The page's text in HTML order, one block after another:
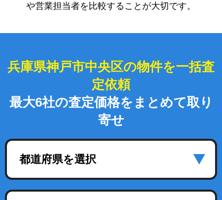
や営業担当者を比較することが大切です。
兵庫県神戸市中央区の物件を一括査
定依頼
最大6社の査定価格をまとめて取り
寄せ
都道府県を選択